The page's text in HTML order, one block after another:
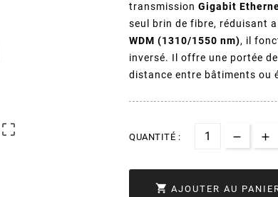

transmission Gigabit
seul brin de fibre, réduisant
WDM (1310/1550 nm), il
inversé. Il offre une portée
distance entre bâtiments ou
QUANTITÉ :
 AJOUTER AU